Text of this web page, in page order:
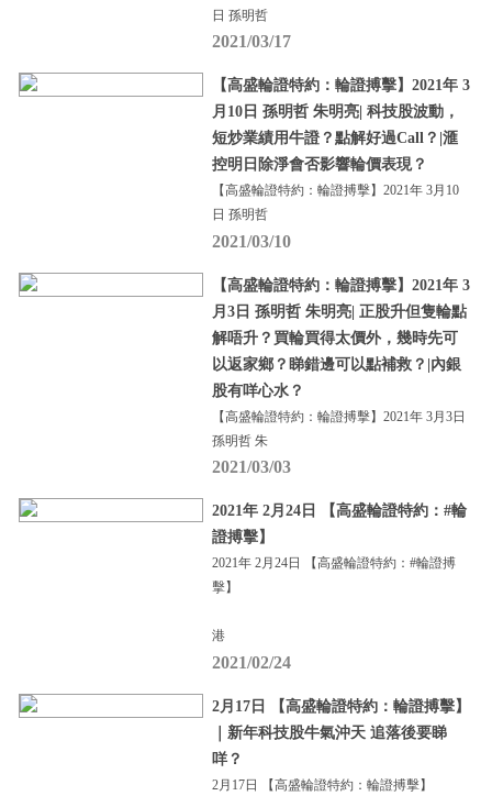
日 孫明哲
2021/03/17
【高盛輪證特約：輪證搏擊】2021年 3
月10日 孫明哲 朱明亮| 科技股波動，
短炒業績用牛證？點解好過Call？|滙
控明日除淨會否影響輪價表現？
【高盛輪證特約：輪證搏擊】2021年 3月10
日 孫明哲
2021/03/10
【高盛輪證特約：輪證搏擊】2021年 3
月3日 孫明哲 朱明亮| 正股升但隻輪點
解唔升？買輪買得太價外，幾時先可
以返家鄉？睇錯邊可以點補救？|內銀
股有咩心水？
【高盛輪證特約：輪證搏擊】2021年 3月3日
孫明哲 朱
2021/03/03
2021年 2月24日 【高盛輪證特約：#輪
證搏擊】
2021年 2月24日 【高盛輪證特約：#輪證搏
擊】
港
2021/02/24
2月17日 【高盛輪證特約：輪證搏擊】
｜新年科技股牛氣沖天 追落後要睇
咩？
2月17日 【高盛輪證特約：輪證搏擊】